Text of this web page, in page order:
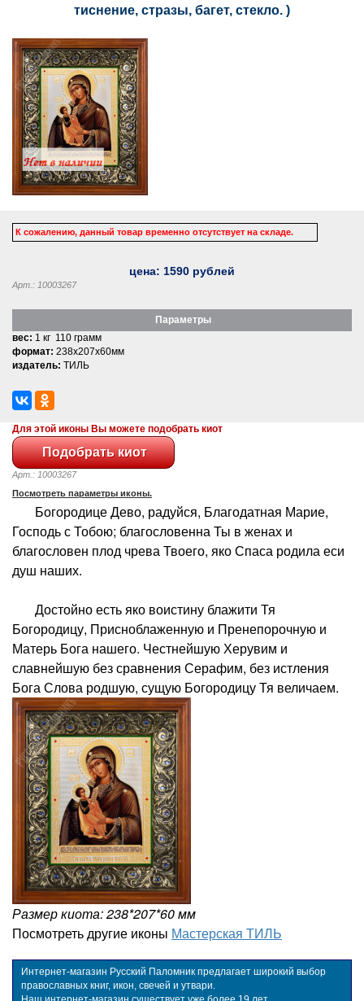
тиснение, стразы, багет, стекло. )
К сожалению, данный товар временно отсутствует на складе.
цена: 1590 рублей
Арт.: 10003267
Параметры
вес: 1 кг 110 грамм
формат: 238x207x60мм
издатель: ТИЛЬ
Для этой иконы Вы можете подобрать киот
Арт.: 10003267
Посмотреть параметры иконы.
Богородице Дево, радуйся, Благодатная Марие,
Господь с Тобою; благословенна Ты в женах и
благословен плод чрева Твоего, яко Спаса родила еси
душ наших.
Достойно есть яко воистину блажити Тя
Богородицу, Присноблаженную и Пренепорочную и
Матерь Бога нашего. Честнейшую Херувим и
славнейшую без сравнения Серафим, без истления
Бога Слова родшую, сущую Богородицу Тя величаем.
Размер киота: 238*207*60 мм
Посмотреть другие иконы Мастерская ТИЛЬ
Интернет-магазин Русский Паломник предлагает широкий выбор
православных книг, икон, свечей и утвари.